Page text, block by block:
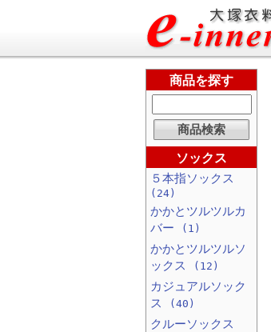
商品を探す
ソックス
５本指ソックス
(24)
かかとツルツルカ
バー
(1)
かかとツルツルソ
ックス
(12)
カジュアルソック
ス
(40)
クルーソックス